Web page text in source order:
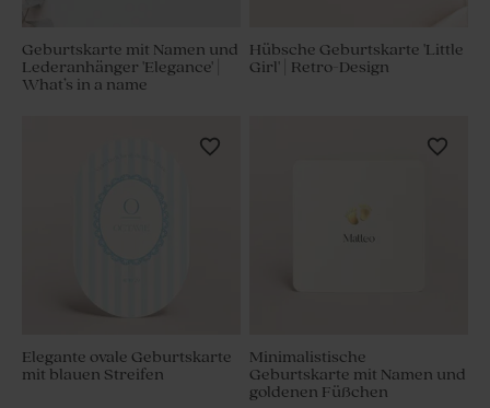
Geburtskarte mit Namen und
Lederanhänger 'Elegance' |
What’s in a name
Hübsche Geburtskarte 'Little
Girl' | Retro-Design
Elegante ovale Geburtskarte
mit blauen Streifen
Minimalistische
Geburtskarte mit Namen und
goldenen Füßchen